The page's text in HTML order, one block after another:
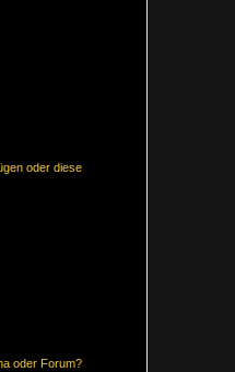
oder diese
oder Forum?